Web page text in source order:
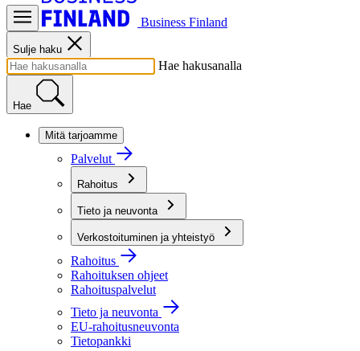
Business Finland
Sulje haku
Hae hakusanalla
Hae
Mitä tarjoamme
Palvelut
Rahoitus
Tieto ja neuvonta
Verkostoituminen ja yhteistyö
Rahoitus
Rahoituksen ohjeet
Rahoituspalvelut
Tieto ja neuvonta
EU-rahoitusneuvonta
Tietopankki